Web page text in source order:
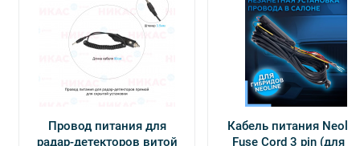
Провод питания для
радар-детекторов витой
Кабель питания
Fuse Cord 3 pin (для Х-